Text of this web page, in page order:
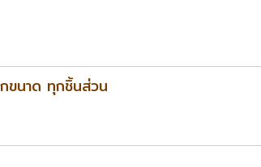
ขนาด ทุกชิ้นส่วน